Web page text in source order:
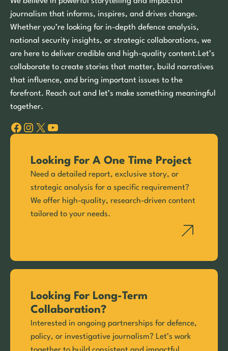
journalism that informs, inspires, and drives change.
Whether you’re looking for in-depth defence analysis,
national security insights, or strategic collaborations, we
are here to deliver credible and high-quality content.Let’s
collaborate to create stories that matter, build narratives
that influence, and bring important issues to the
forefront. Reach out and let’s make something meaningful
together.
Facebook Instagram X YouTube
Looking For A One Time Project
Need a detailed report, exclusive story, or
strategic analysis for a specific requirement?
We offer high-quality, research-driven content
tailored to your needs.
Looking For Long-Term
Collaboration?
Interested in ongoing partnerships for defence,
policy, or investigative journalism? Let’s work